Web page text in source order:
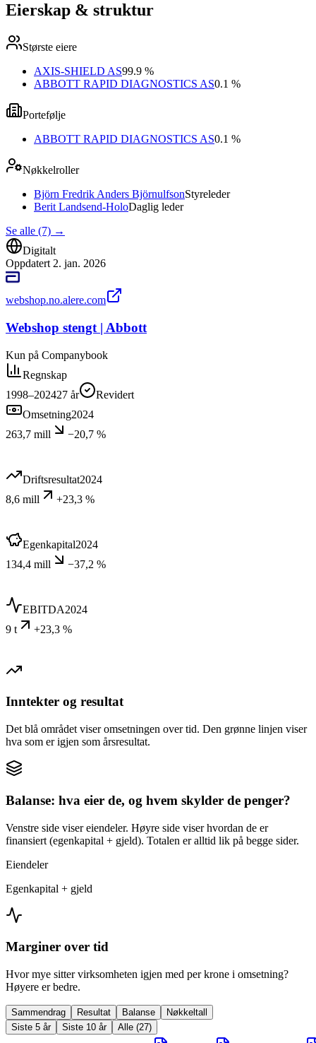
Eierskap & struktur
Største eiere
AXIS-SHIELD AS99.9 %
ABBOTT RAPID DIAGNOSTICS AS0.1 %
Portefølje
ABBOTT RAPID DIAGNOSTICS AS0.1 %
Nøkkelroller
Björn Fredrik Anders BjörnulfsonStyreleder
Berit Landsend-HoloDaglig leder
Se alle (7) →
Digitalt
Oppdatert 2. jan. 2026
webshop.no.alere.com
Webshop stengt | Abbott
Kun på Companybook
Regnskap
1998–202427 år
Revidert
Omsetning2024
263,7 mill
−20,7 %
Driftsresultat2024
8,6 mill
+23,3 %
Egenkapital2024
134,4 mill
−37,2 %
EBITDA2024
9 t
+23,3 %
Inntekter og resultat
Det blå området viser omsetningen over tid. Den grønne linjen viser
hva som er igjen som årsresultat.
Balanse: hva eier de, og hvem skylder de penger?
Venstre side viser eiendeler. Høyre side viser hvordan de er
finansiert (egenkapital + gjeld). Totalen er alltid lik på begge sider.
Eiendeler
Egenkapital + gjeld
Marginer over tid
Hvor mye sitter virksomheten igjen med per krone i omsetning?
Høyere er bedre.
Sammendrag Resultat Balanse
Nøkkeltall
Siste 5 år
Siste 10 år Alle (27)